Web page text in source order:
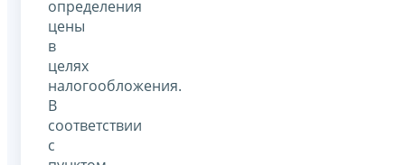
определения
цены
в
целях
налогообложения.
В
соответствии
с